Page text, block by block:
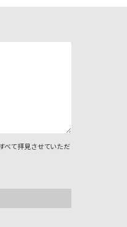
べて拝見させていただ